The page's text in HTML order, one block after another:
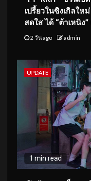
เปรี้ยวในซิงเกิลให
สดใส ได้ “ต้าเหนิง
2 วัน ago admin
UPDATE
1 min read